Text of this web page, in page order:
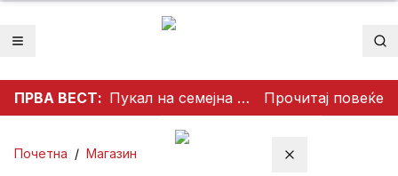
Отвори мени
ПРВА ВЕСТ: Пукал на семејна веселба, еден куршум завршил во покрив на куќа Прочитај повеќе
Затвори мени
Почетна / Магазин